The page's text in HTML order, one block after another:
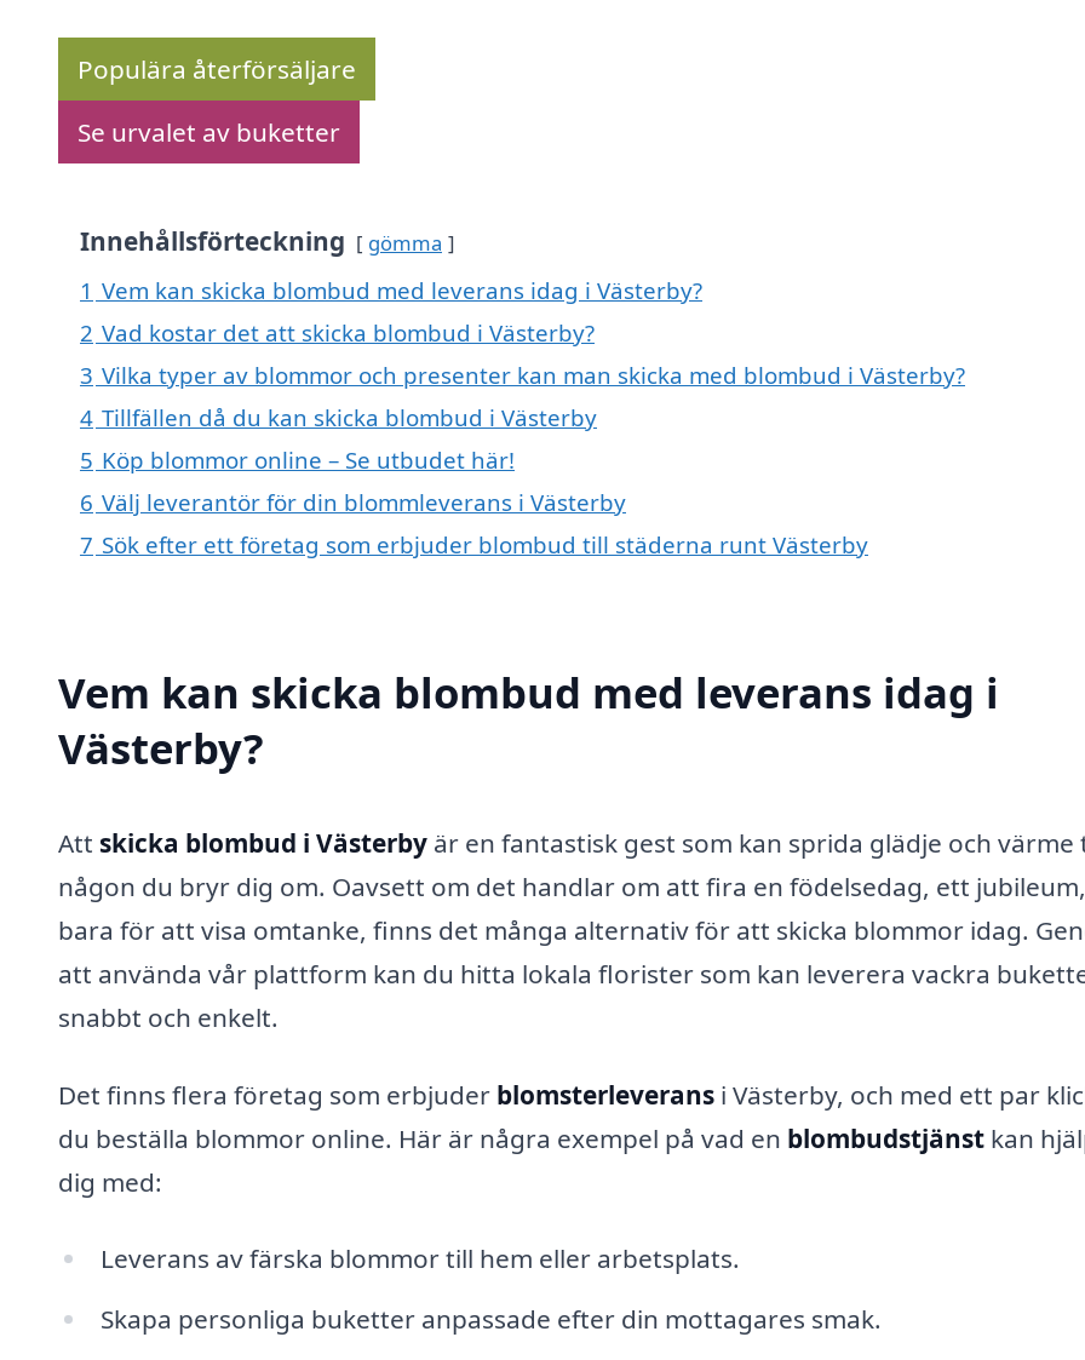
Populära återförsäljare
Se urvalet av buketter
Innehållsförteckning gömma
1 Vem kan skicka blombud med leverans idag i Västerby?
2 Vad kostar det att skicka blombud i Västerby?
3 Vilka typer av blommor och presenter kan man skicka med blombud i Västerby?
4 Tillfällen då du kan skicka blombud i Västerby
5 Köp blommor online – Se utbudet här!
6 Välj leverantör för din blommleverans i Västerby
7 Sök efter ett företag som erbjuder blombud till städerna runt Västerby
Vem kan skicka blombud med leverans idag i
Västerby?
Att skicka blombud i Västerby är en fantastisk gest som kan sprida glädje och värme
någon du bryr dig om. Oavsett om det handlar om att fira en födelsedag, ett
bara för att visa omtanke, finns det många alternativ för att skicka blommor idag.
att använda vår plattform kan du hitta lokala florister som kan leverera vackra
snabbt och enkelt.
Det finns flera företag som erbjuder blomsterleverans i Västerby, och med ett par
du beställa blommor online. Här är några exempel på vad en blombudstjänst kan
dig med:
Leverans av färska blommor till hem eller arbetsplats.
Skapa personliga buketter anpassade efter din mottagares smak.